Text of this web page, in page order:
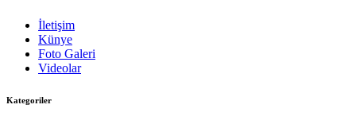
İletişim
Künye
Foto Galeri
Videolar
Kategoriler